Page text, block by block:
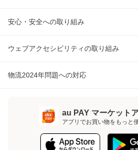
安心・安全への取り組み
ウェブアクセシビリティの取り組み
物流2024年問題への対応
au PAY マーケット
アプリでお買い物をもっと